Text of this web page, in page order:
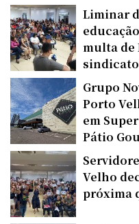
Liminar
multa de
Grupo
Porto
em
Pátio
Velho
próxima